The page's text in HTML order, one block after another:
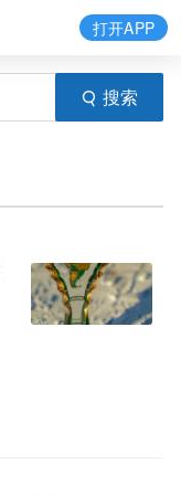
搜索
打开APP